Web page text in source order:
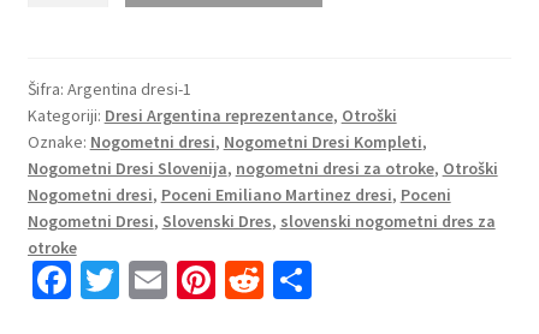
kompleti
za
otroke
Argentina
rumena
Emiliano
Martinez
23
Šifra: Argentina dresi-1
Kategoriji: Dresi Argentina reprezentance, Otroški
Oznake: Nogometni dresi, Nogometni Dresi Kompleti,
Nogometni Dresi Slovenija, nogometni dresi za otroke, Otroški
Nogometni dresi, Poceni Emiliano Martinez dresi, Poceni
Nogometni Dresi, Slovenski Dres, slovenski nogometni dres za
otroke
Fa T E Pi R S